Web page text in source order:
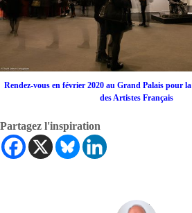
Rendez-vous en février 2020 au Grand Palais pour
des Artistes Français
Partagez l'inspiration